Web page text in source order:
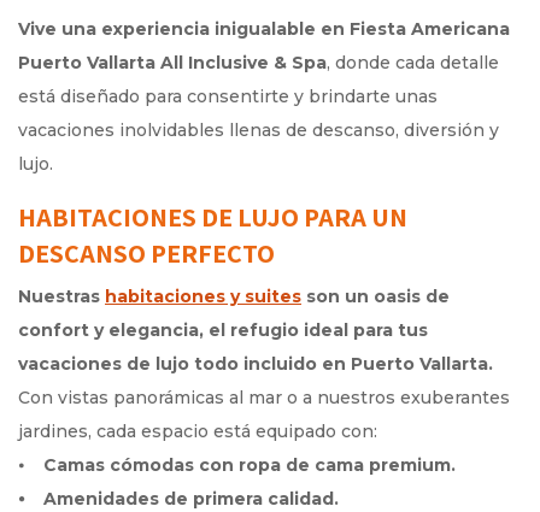
Vive una experiencia inigualable en Fiesta Americana
Puerto Vallarta All Inclusive & Spa, donde cada detalle
está diseñado para consentirte y brindarte unas
vacaciones inolvidables llenas de descanso, diversión y
lujo.
HABITACIONES DE LUJO PARA UN
DESCANSO PERFECTO
Nuestras habitaciones y suites son un oasis de
confort y elegancia, el refugio ideal para tus
vacaciones de lujo todo incluido en Puerto Vallarta.
Con vistas panorámicas al mar o a nuestros exuberantes
jardines, cada espacio está equipado con:
⦁ Camas cómodas con ropa de cama premium.
⦁ Amenidades de primera calidad.